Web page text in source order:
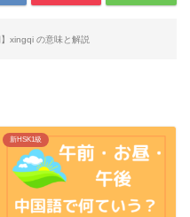
xingqi の意味と解説
新HSK1級